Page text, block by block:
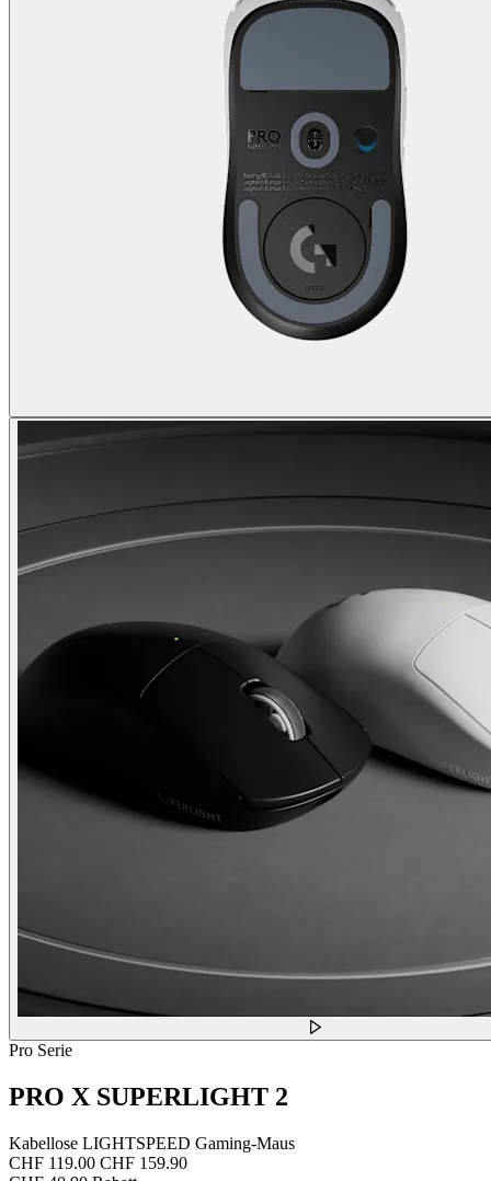
Pro Serie
PRO X SUPERLIGHT 2
Kabellose LIGHTSPEED Gaming-Maus
CHF 119.00 CHF 159.90